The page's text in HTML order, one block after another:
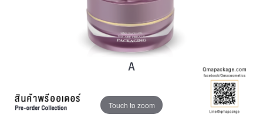
Touch to zoom